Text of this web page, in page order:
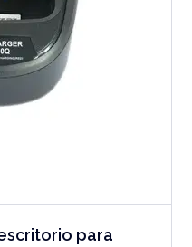
para